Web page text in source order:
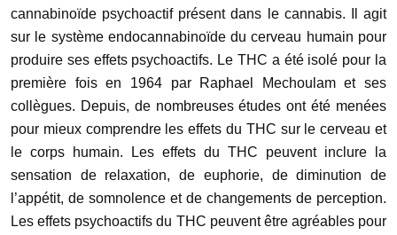
cannabinoïde psychoactif présent dans le cannabis. Il agit
sur le système endocannabinoïde du cerveau humain pour
produire ses effets psychoactifs. Le THC a été isolé pour la
première fois en 1964 par Raphael Mechoulam et ses
collègues. Depuis, de nombreuses études ont été menées
pour mieux comprendre les effets du THC sur le cerveau et
le corps humain. Les effets du THC peuvent inclure la
sensation de relaxation, de euphorie, de diminution de
l’appétit, de somnolence et de changements de perception.
Les effets psychoactifs du THC peuvent être agréables pour